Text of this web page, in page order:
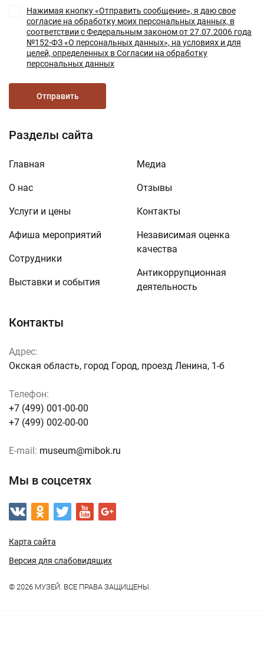
Контакты
Адрес:
Окская область, город Город, проезд Ленина, 1-б
Телефон:
+7 (499) 001-00-00
+7 (499) 002-00-00
E-mail: museum@mibok.ru
Мы в соцсетях
Карта сайта
Версия для слабовидящих
© 2026 МУЗЕЙ. ВСЕ ПРАВА ЗАЩИЩЕНЫ.
Разделы сайта
Главная
О нас
Услуги и цены
Афиша мероприятий
Сотрудники
Выставки и события
Медиа
Отзывы
Контакты
Независимая оценка
качества
Антикоррупционная
деятельность
Нажимая кнопку «Отправить сообщение», я даю свое
согласие на обработку моих персональных данных, в
соответствии с Федеральным законом от 27.07.2006 года
№152-ФЗ «О персональных данных», на условиях и для
целей, определенных в Согласии на обработку
персональных данных
Отправить